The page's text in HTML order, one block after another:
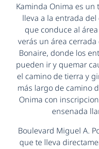
Kaminda Onima es
lleva a la entrada
que conduce al
verás un área
Bonaire, donde los
pueden ir y quemar
el camino de tierra y
más largo de camino
Onima con
ensenada
Boulevard Miguel A.
que te lleva